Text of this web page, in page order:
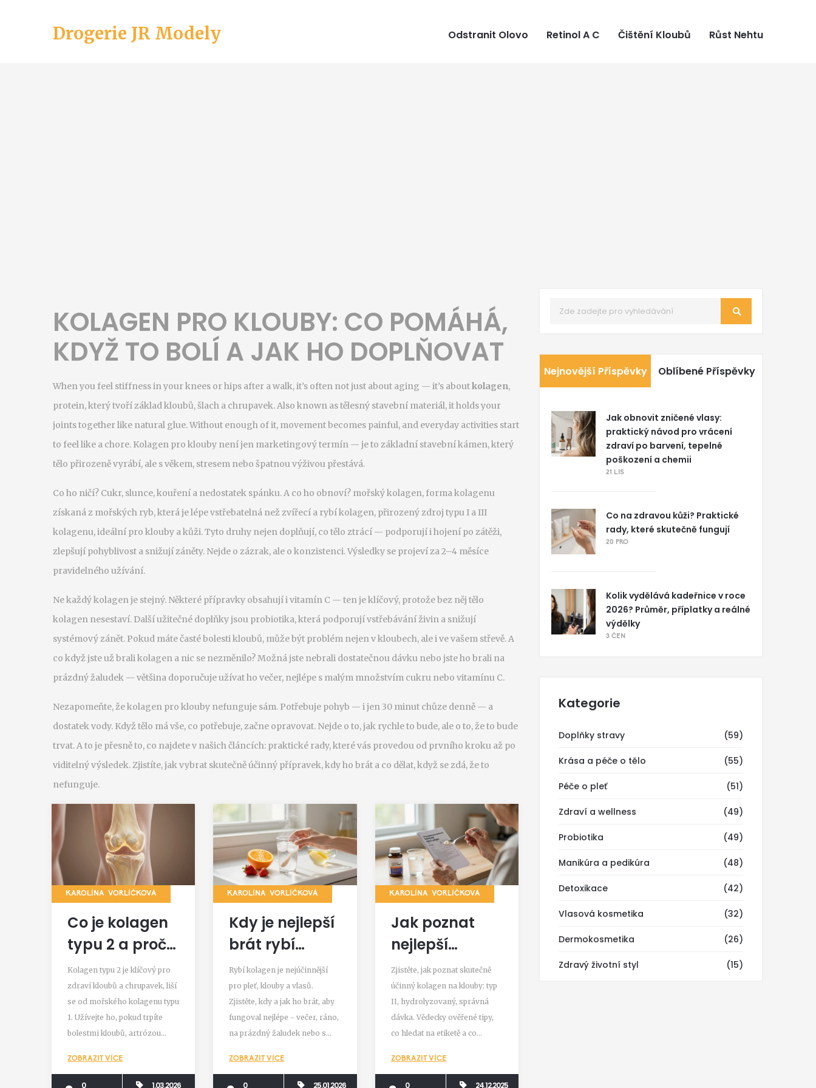
Drogerie JR Modely Odstranit Olovo Retinol A C Čištění Kloubů Růst Nehtu
KOLAGEN PRO KLOUBY: CO POMÁHÁ,
KDYŽ TO BOLÍ A JAK HO DOPLŇOVAT
When you feel stiffness in your knees or hips after a walk, it’s often not just about aging — it’s aboutkolagen,
protein, který tvoří základ kloubů, šlach a chrupavek. Also known astělesný stavební materiál, it holds your
joints together like natural glue. Without enough of it, movement becomes painful, and everyday activities start
to feel like a chore. Kolagen pro klouby není jen marketingový termín — je to základní stavební kámen, který
tělo přirozeně vyrábí, ale s věkem, stresem nebo špatnou výživou přestává.
Co ho ničí? Cukr, slunce, kouření a nedostatek spánku. A co ho obnoví? mořský kolagen, forma kolagenu
získaná z mořských ryb, která je lépe vstřebatelná než zvířecí a rybí kolagen, přirozený zdroj typu I a III
kolagenu, ideální pro klouby a kůži. Tyto druhy nejen doplňují, co tělo ztrácí — podporují i hojení po zátěži,
zlepšují pohyblivost a snižují záněty. Nejde o zázrak, ale o konzistenci. Výsledky se projeví za 2–4 měsíce
pravidelného užívání.
Ne každý kolagen je stejný. Některé přípravky obsahují i vitamín C — ten je klíčový, protože bez něj tělo
kolagen nesestaví. Další užitečné doplňky jsou probiotika,která podporují vstřebávání živin a snižují
systémový zánět. Pokud máte časté bolesti kloubů, může být problém nejen v kloubech, ale i ve vašem střevě. A
co když jste už brali kolagen a nic se nezměnilo? Možná jste nebrali dostatečnou dávku nebo jste ho brali na
prázdný žaludek — většina doporučuje užívat ho večer, nejlépe s malým množstvím cukru nebo vitamínu C.
Nezapomeňte, že kolagen pro klouby nefunguje sám. Potřebuje pohyb — i jen 30 minut chůze denně — a
dostatek vody. Když tělo má vše, co potřebuje, začne opravovat. Nejde o to, jak rychle to bude, ale o to, že to bude
trvat. A to je přesně to, co najdete v našich článcích: praktické rady, které vás provedou od prvního kroku až po
viditelný výsledek. Zjistíte, jak vybrat skutečně účinný přípravek, kdy ho brát a co dělat, když se zdá, že to
nefunguje.
KAROLÍNA VORLÍČKOVÁ
Co je kolagen
typu 2 a proč
je důležitý pro
klouby a
pohyblivost?
Kolagen typu 2 je klíčový pro
zdraví kloubů a chrupavek, liší
se od mořského kolagenu typu
1. Užívejte ho, pokud trpíte
bolestmi kloubů, artrózou
Vědecky prokázaný účinek na
regeneraci chrupavky.
ZOBRAZIT VÍCE
0 1.03.2026
KAROLÍNA VORLÍČKOVÁ
Kdy je nejlepší
brát rybí
kolagen?
Optimalizace
času a dávky
pro nejlepší
výsledky
Rybí kolagen je nejúčinnější
pro pleť, klouby a vlasů.
Zjistěte, kdy a jak ho brát, aby
fungoval nejlépe - večer, ráno,
na prázdný žaludek nebo s
vědeckých studií.
ZOBRAZIT VÍCE
0 25.01.2026
KAROLÍNA VORLÍČKOVÁ
Jak poznat
nejlepší
kolagen na
klouby:
průvodce
výběrem
podle vědy a
zkušeností
Zjistěte, jak poznat skutečně
účinný kolagen na klouby: typ
II, hydrolyzovaný, správná
dávka. Vědecky ověřené tipy,
co hledat na etiketě a co
ZOBRAZIT VÍCE
0 24.12.2025
Nejnovější Příspěvky Oblíbené Příspěvky
Jak obnovit zničené vlasy:
praktický návod pro vrácení
zdraví po barvení, tepelné
poškození a chemii
21 LIS
Co na zdravou kůži? Praktické
rady, které skutečně fungují
20 PRO
Kolik vydělává kadeřnice v roce
2026? Průměr, příplatky a reálné
výdělky
3 ČEN
Kategorie
Doplňky stravy (59)
Krása a péče o tělo (55)
Péče o pleť (51)
Zdraví a wellness (49)
Probiotika (49)
Manikúra a pedikúra (48)
Detoxikace (42)
Vlasová kosmetika (32)
Dermokosmetika (26)
Zdravý životní styl (15)